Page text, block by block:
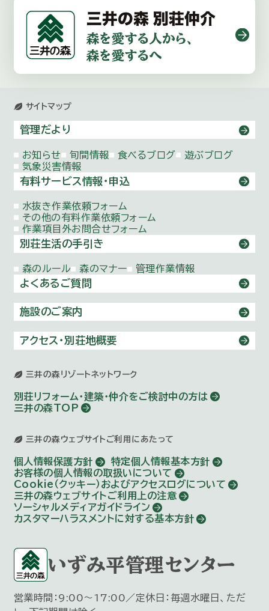
サイトマップ
管理だより
お知らせ 旬間情報 食べるブログ
遊ぶブログ
気象災害情報
有料サービス情報・申込
水抜き作業依頼フォーム
その他の有料作業依頼フォーム
作業項目外お問合せフォーム
別荘生活の手引き
森のルール 森のマナー 管理作業情報
よくあるご質問
施設のご案内
アクセス・別荘地概要
三井の森リゾートネットワーク
別荘リフォーム・建築・仲介をご検討中の方は
三井の森TOP
三井の森ウェブサイトご利用にあたって
個人情報保護方針
特定個人情報基本方針
お客様の個人情報の取扱いについて
Cookie（クッキー）およびアクセスログについて
三井の森ウェブサイトご利用上の注意
ソーシャルメディアガイドライン
カスタマーハラスメントに対する基本方針
いずみ平管理センター
営業時間：9:00～17:00／定休日：毎週水曜日、ただ